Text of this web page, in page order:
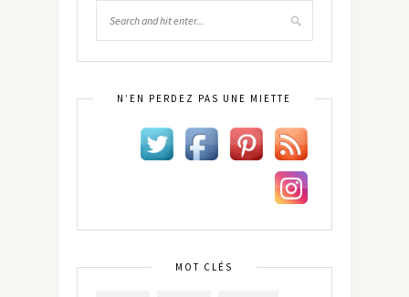
N’EN PERDEZ PAS UNE MIETTE
MOT CLÉS